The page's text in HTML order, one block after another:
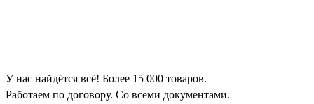
У нас найдётся всё! Более 15 000 товаров.
Работаем по договору. Со всеми документами.